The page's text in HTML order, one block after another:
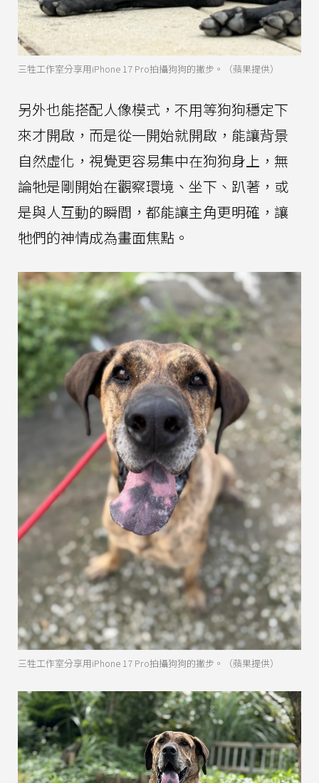
三牲工作室分享用iPhone 17 Pro拍攝狗狗的撇步。（蘋果提供）
另外也能搭配人像模式，不用等狗狗穩定下
來才開啟，而是從一開始就開啟，能讓背景
自然虛化，視覺更容易集中在狗狗身上，無
論牠是剛開始在觀察環境、坐下、趴著，或
是與人互動的瞬間，都能讓主角更明確，讓
牠們的神情成為畫面焦點。
三牲工作室分享用iPhone 17 Pro拍攝狗狗的撇步。（蘋果提供）